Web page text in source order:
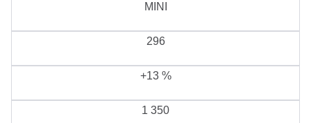
MINI
296
+13 %
1 350